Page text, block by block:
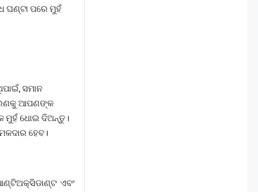
ଘଣ୍ଟା ପରେ ମୁହଁ
ସମାନ
ଆପଣଙ୍କ
ମୁହଁ ଧୋଇ ଦିଅନ୍ତୁ।
ହେବ।
ଏବଂ